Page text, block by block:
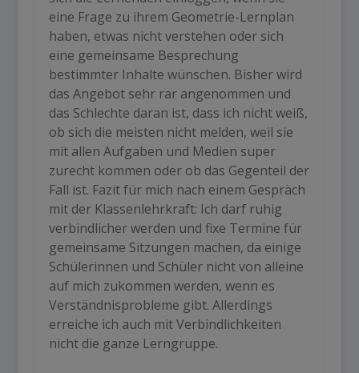
eine Frage zu ihrem Geometrie-Lernplan
haben, etwas nicht verstehen oder sich
eine gemeinsame Besprechung
bestimmter Inhalte wünschen. Bisher wird
das Angebot sehr rar angenommen und
das Schlechte daran ist, dass ich nicht weiß,
ob sich die meisten nicht melden, weil sie
mit allen Aufgaben und Medien super
zurecht kommen oder ob das Gegenteil der
Fall ist. Fazit für mich nach einem Gespräch
mit der Klassenlehrkraft: Ich darf ruhig
verbindlicher werden und fixe Termine für
gemeinsame Sitzungen machen, da einige
Schülerinnen und Schüler nicht von alleine
auf mich zukommen werden, wenn es
Verständnisprobleme gibt. Allerdings
erreiche ich auch mit Verbindlichkeiten
nicht die ganze Lerngruppe.